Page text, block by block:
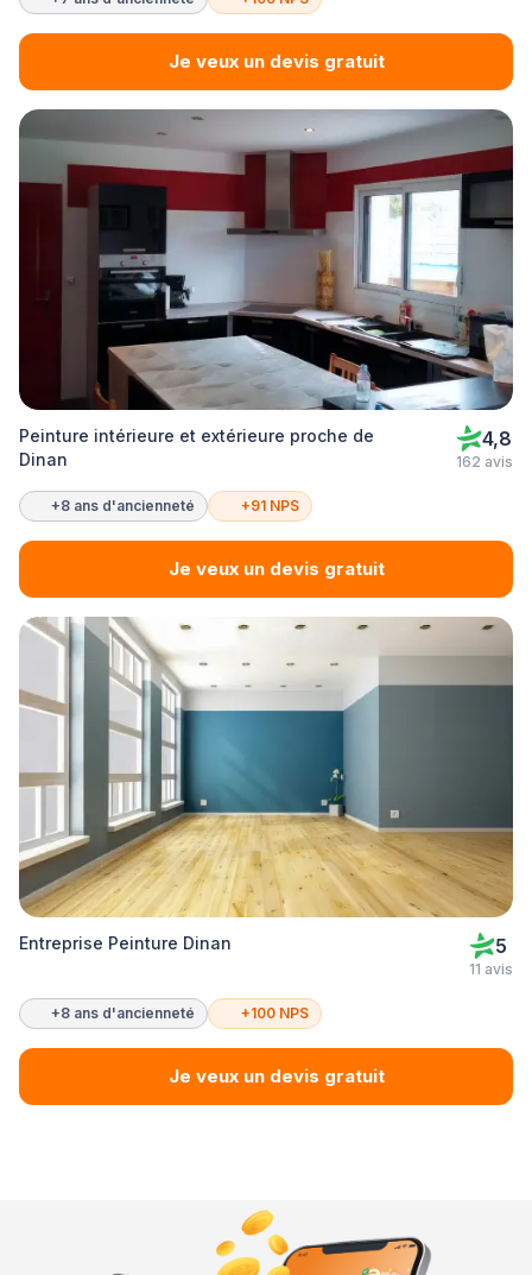
Je veux un devis gratuit
Peinture intérieure et extérieure proche de
Dinan
4,8
162 avis
+8 ans d'ancienneté +91 NPS
Je veux un devis gratuit
Entreprise Peinture Dinan 5
11 avis
+8 ans d'ancienneté +100 NPS
Je veux un devis gratuit